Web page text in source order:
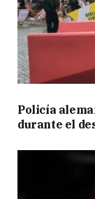
Policía
durante el